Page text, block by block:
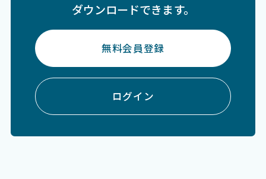
ダウンロードできます。
無料会員登録
ログイン